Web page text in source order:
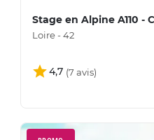
Stage en Alpine A110 -
Loire - 42
4,7